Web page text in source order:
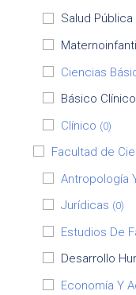
Salud Pública
Ciencias
Básico Clínico
Clínico (0)
Facultad de
Antropología
Jurídicas (0)
Estudios De
Desarrollo
Economía Y